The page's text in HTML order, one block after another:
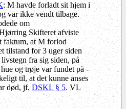
: M havde forladt sit hjem i
var ikke vendt tilbage.
om
Skifteret afviste
faktum, at M forlod
tilstand for 3 uger siden
fra sig siden, på
og trøje varfundet på -
til, at det kunne anses
død, jf.DSKL § 5. VL